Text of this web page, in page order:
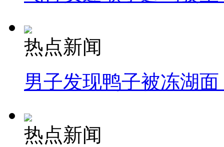
热点新闻
男子发现鸭子被冻湖
热点新闻